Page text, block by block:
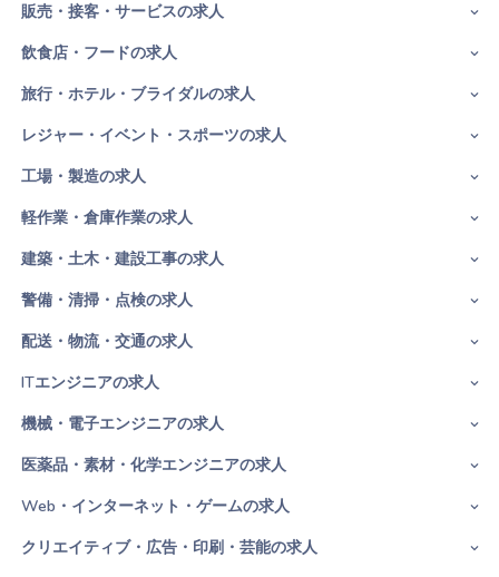
販売・接客・サービスの求人
飲食店・フードの求人
旅行・ホテル・ブライダルの求人
レジャー・イベント・スポーツの求人
工場・製造の求人
軽作業・倉庫作業の求人
建築・土木・建設工事の求人
警備・清掃・点検の求人
配送・物流・交通の求人
ITエンジニアの求人
機械・電子エンジニアの求人
医薬品・素材・化学エンジニアの求人
Web・インターネット・ゲームの求人
クリエイティブ・広告・印刷・芸能の求人